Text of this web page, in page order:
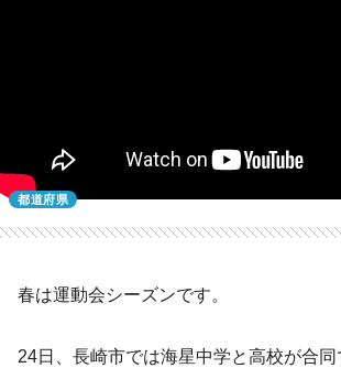
都道府県
春は運動会シーズンです。
24日、長崎市では海星中学と高校が合同